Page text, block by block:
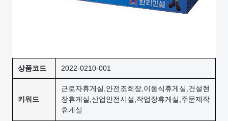
상품코드 2022-0210-001
키워드
근로자휴게실,안전조회장,이동식휴게실,건설현
장휴게실,산업안전시설,작업장휴게실,주문제작
휴게실